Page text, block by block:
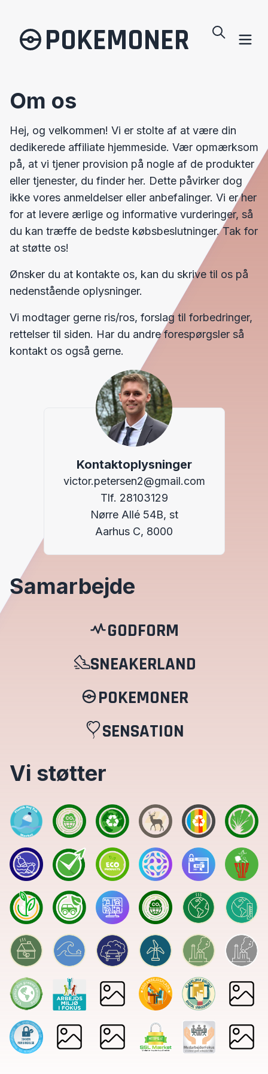
POKEMONER
Om os
Hej, og velkommen! Vi er stolte af at være din
dedikerede affiliate hjemmeside. Vær opmærksom
på, at vi tjener provision på nogle af de produkter
eller tjenester, du finder her. Dette påvirker dog
ikke vores anmeldelser eller anbefalinger. Vi er her
for at levere ærlige og informative vurderinger, så
du kan træffe de bedste købsbeslutninger. Tak for
at støtte os!
Ønsker du at kontakte os, kan du skrive til os på
nedenstående oplysninger.
Vi modtager gerne ris/ros, forslag til forbedringer,
rettelser til siden. Har du andre forespørgsler så
kontakt os også gerne.
Kontaktoplysninger
victor.petersen2@gmail.com
Tlf. 28103129
Nørre Allé 54B, st
Aarhus C, 8000
Samarbejde
GODFORM
SNEAKERLAND
POKEMONER
SENSATION
Vi støtter